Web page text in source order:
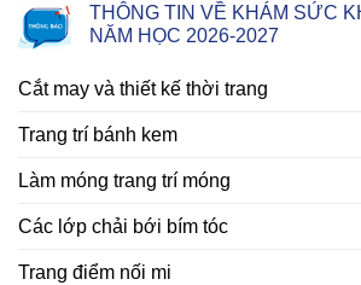
THÔNG TIN VỀ KHÁM SỨC
NĂM HỌC 2026-2027
Cắt may và thiết kế thời trang
Trang trí bánh kem
Làm móng trang trí móng
Các lớp chải bới bím tóc
Trang điểm nối mi